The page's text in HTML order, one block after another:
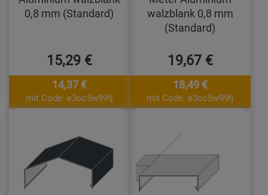
0,8 mm (Standard)
15,29 €
14,37 €
mit Code: e3oc5w99fj
walzblank 0,8 mm
(Standard)
19,67 €
18,49 €
mit Code: e3oc5w99fj